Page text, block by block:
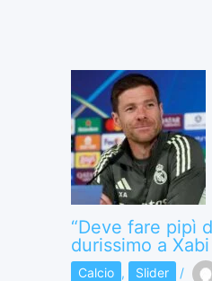
“Deve fare pipì
durissimo a
Calcio , Slider /